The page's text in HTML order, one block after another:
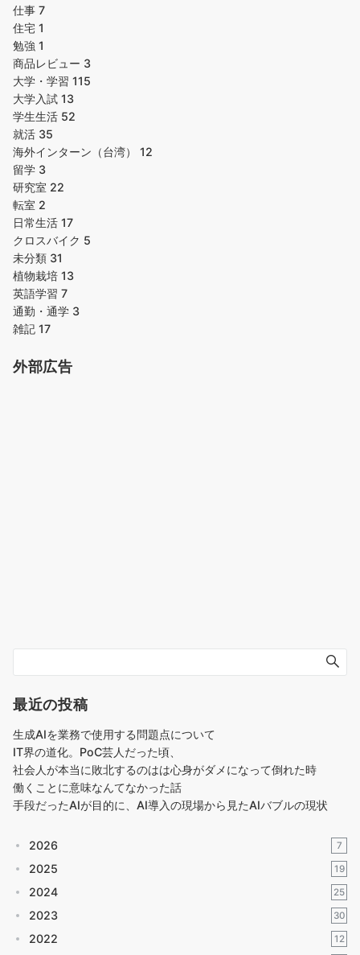
仕事 7
住宅 1
勉強 1
商品レビュー 3
大学・学習 115
大学入試 13
学生生活 52
就活 35
海外インターン（台湾） 12
留学 3
研究室 22
転室 2
日常生活 17
クロスバイク 5
未分類 31
植物栽培 13
英語学習 7
通勤・通学 3
雑記 17
外部広告
最近の投稿
生成AIを業務で使用する問題点について
IT界の道化。PoC芸人だった頃、
社会人が本当に敗北するのはは心身がダメになって倒れた時
働くことに意味なんてなかった話
手段だったAIが目的に、AI導入の現場から見たAIバブルの現状
2026 7
2025 19
2024 25
2023 30
2022 12